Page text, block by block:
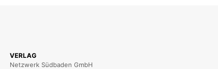
VERLAG
Netzwerk Südbaden GmbH